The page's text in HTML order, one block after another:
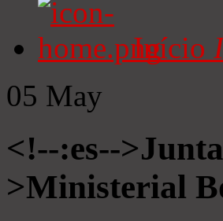
Início
05 May
<!--:es--
>Ministerial